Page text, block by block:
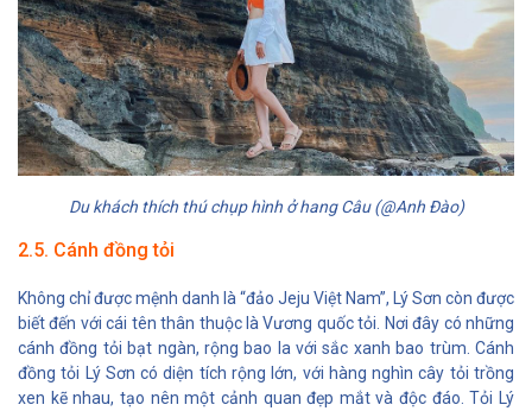
Du khách thích thú chụp hình ở hang Câu (@Anh Đào)
2.5. Cánh đồng tỏi
Không chỉ được mệnh danh là “đảo Jeju Việt Nam”, Lý Sơn còn được
biết đến với cái tên thân thuộc là Vương quốc tỏi. Nơi đây có những
cánh đồng tỏi bạt ngàn, rộng bao la với sắc xanh bao trùm. Cánh
đồng tỏi Lý Sơn có diện tích rộng lớn, với hàng nghìn cây tỏi trồng
xen kẽ nhau, tạo nên một cảnh quan đẹp mắt và độc đáo. Tỏi Lý